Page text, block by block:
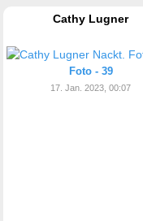
Cathy Lugner
Foto - 39
17. Jan. 2023, 00:07